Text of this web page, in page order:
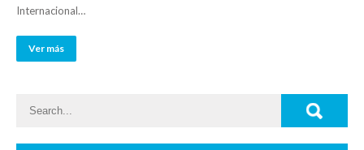
Internacional…
Ver más